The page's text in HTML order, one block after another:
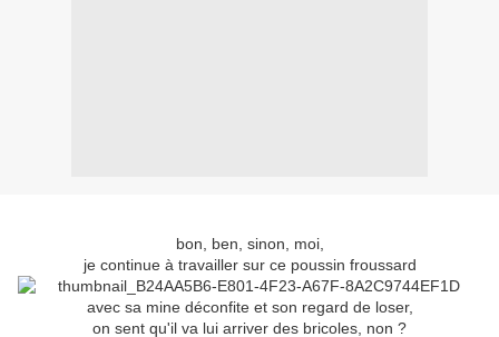
bon, ben, sinon, moi,
je continue à travailler sur ce poussin froussard
avec sa mine déconfite et son regard de loser,
on sent qu'il va lui arriver des bricoles, non ?